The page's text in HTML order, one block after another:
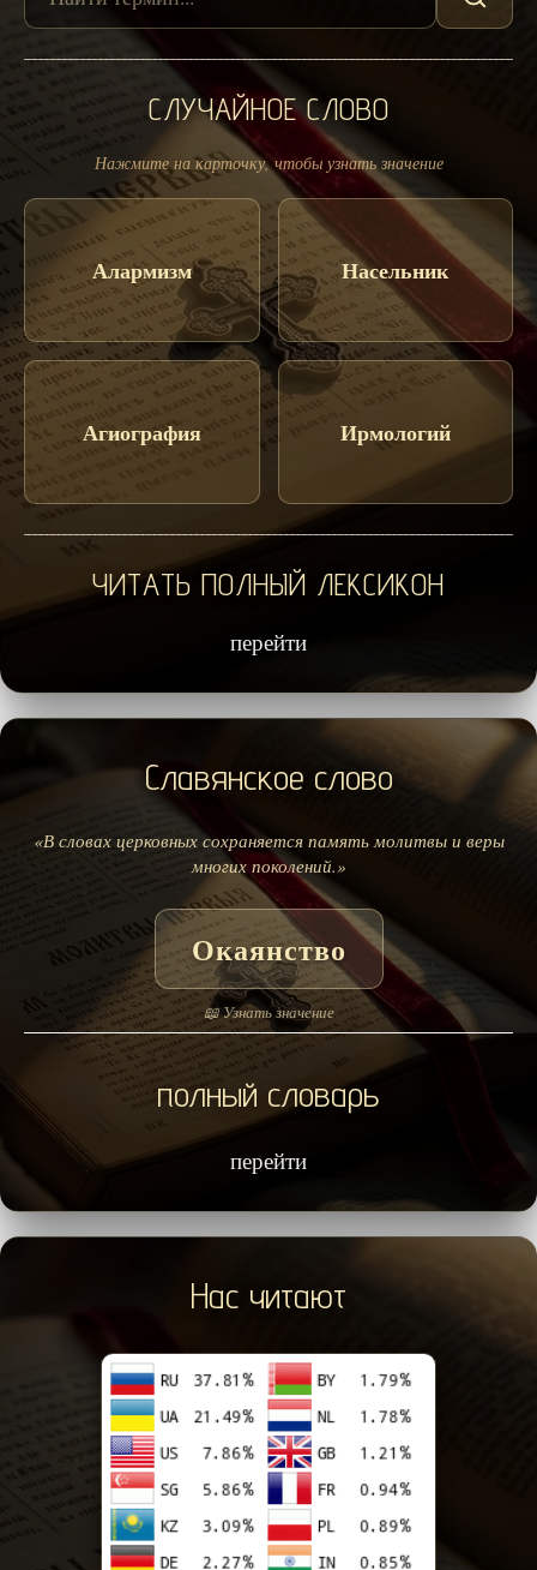
СЛУЧАЙНОЕ СЛОВО
Нажмите на карточку, чтобы узнать значение
Алармизм Насельник
Агиография Ирмологий
ЧИТАТЬ ПОЛНЫЙ ЛЕКСИКОН
перейти
Славянское слово
«В словах церковных сохраняется память молитвы и веры
многих поколений.»
Окаянство
📖 Узнать значение
полный словарь
перейти
Нас читают